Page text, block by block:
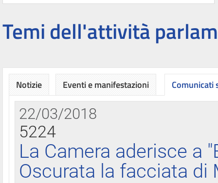
Temi dell'attività
Notizie Eventi e manifestazioni Comunicati
22/03/2018
5224
La Camera aderisce a
Oscurata la facciata di